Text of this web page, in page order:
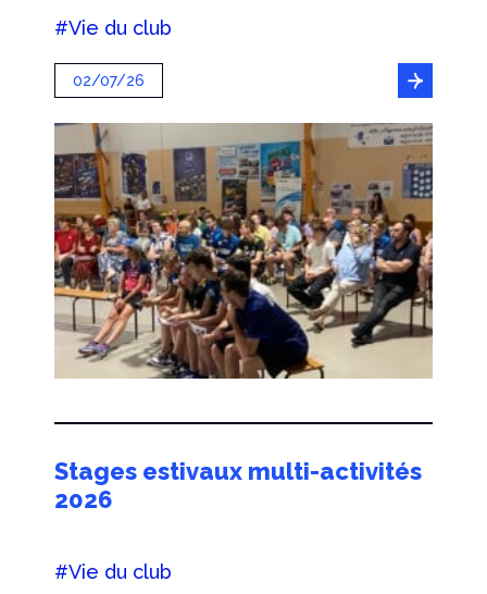
#Vie du club
02/07/26
Stages estivaux multi-activités
2026
#Vie du club